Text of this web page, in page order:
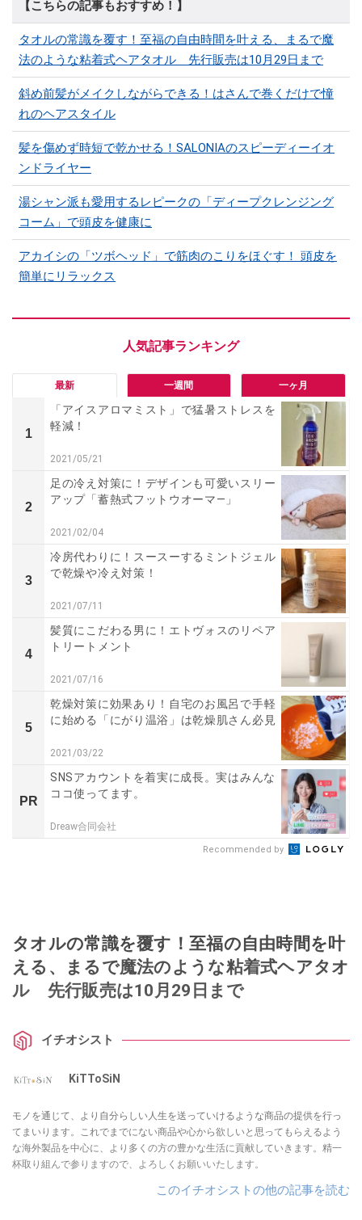
【こちらの記事もおすすめ！】
タオルの常識を覆す！至福の自由時間を叶える、まるで魔
法のような粘着式ヘアタオル 先行販売は10月29日まで
斜め前髪がメイクしながらできる！はさんで巻くだけで憧
れのヘアスタイル
髪を傷めず時短で乾かせる！SALONIAのスピーディーイオ
ンドライヤー
湯シャン派も愛用するレピークの「ディープクレンジング
コーム」で頭皮を健康に
アカイシの「ツボヘッド」で筋肉のこりをほぐす！ 頭皮を
簡単にリラックス
最新 一週間 一ヶ月
1
「アイスアロマミスト」で猛暑ストレスを
軽減！
2021/05/21
2
足の冷え対策に！デザインも可愛いスリー
アップ「蓄熱式フットウオーマ—」
2021/02/04
3
冷房代わりに！スースーするミントジェル
で乾燥や冷え対策！
2021/07/11
4
髪質にこだわる男に！エトヴォスのリペア
トリートメント
2021/07/16
5
乾燥対策に効果あり！自宅のお風呂で手軽
に始める「にがり温浴」は乾燥肌さん必見
2021/03/22
PR
SNSアカウントを着実に成長。実はみんな
ココ使ってます。
Dreaw合同会社
Recommended by
タオルの常識を覆す！至福の自由時間を叶
える、まるで魔法のような粘着式ヘアタオ
ル 先行販売は10月29日まで
イチオシスト
KiTToSiN
モノを通じて、より自分らしい人生を送っていけるような商品の提供を行っ
てまいります。これでまでにない商品や心から欲しいと思ってもらえるよう
な海外製品を中心に、より多くの方の豊かな生活に貢献していきます。精一
杯取り組んで参りますので、よろしくお願いいたします。
このイチオシストの他の記事を読む